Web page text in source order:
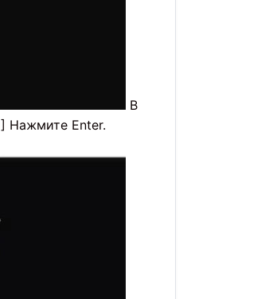
В
] Нажмите Enter.